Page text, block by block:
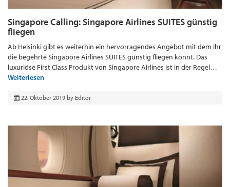
Singapore Calling: Singapore Airlines SUITES günstig
fliegen
Ab Helsinki gibt es weiterhin ein hervorragendes Angebot mit dem Ihr
die begehrte Singapore Airlines SUITES günstig fliegen könnt. Das
luxuriöse First Class Produkt von Singapore Airlines ist in der Regel…
Weiterlesen
22. Oktober 2019 by Editor